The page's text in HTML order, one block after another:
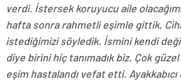
verdi. İstersek koruyucu aile
hafta sonra rahmetli eşimle gittik,
istediğimizi söyledik. İsmini kendi
diye birini hiç tanımadık biz. Çok
eşim hastalandı vefat etti. Ayakkabıcı